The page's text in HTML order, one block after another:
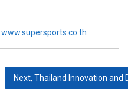
www.supersports.co.th
Next, Thailand Innovation and